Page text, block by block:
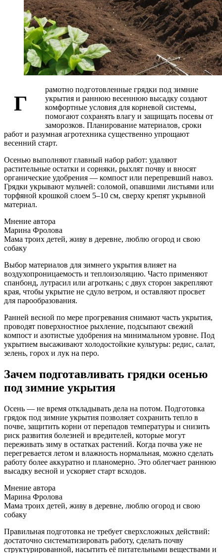
Г
рамотно подготовленные грядки под зимние
укрытия и раннюю весеннюю высадку создают
комфортные условия для корневой системы,
помогают сохранять влагу и защищать посевы от
заморозков. Планирование материалов, сроки
работ и разумная агротехника существенно упрощают
весенний старт.
Осенью выполняют главный набор работ: удаляют
растительные остатки и сорняки, рыхлят почву и вносят
органические удобрения — компост или перепревший навоз.
Грядки укрывают мульчей: соломой, опавшими листьями или
торфяной крошкой слоем 5–10 см, сверху крепят укрывной
материал.
Мнение автора
Марина Фролова
Мама троих детей, живу в деревне, люблю огород и свою
собаку
Выбор материалов для зимнего укрытия влияет на
воздухопроницаемость и теплоизоляцию. Часто применяют
спанбонд, лутрасил или агроткань; с двух сторон закрепляют
края, чтобы укрытие не сдуло ветром, и оставляют просвет
для парообразования.
Ранней весной по мере прогревания снимают часть укрытия,
проводят поверхностное рыхление, подсыпают свежий
компост и азотистые удобрения на минимальном уровне. Под
укрытием высаживают холодостойкие культуры: редис, салат,
зелень, горох и лук на перо.
Зачем подготавливать грядки осенью
под зимние укрытия
Осень — не время откладывать дела на потом. Подготовка
грядок под зимние укрытия позволяет сохранить тепло в
почве, защитить корни от перепадов температуры и снизить
риск развития болезней и вредителей, которые могут
переживать зиму в остатках растений. Когда почва уже не
перегревается летом и влажность нормальная, можно сделать
работу более аккуратно и планомерно. Это облегчает раннюю
высадку весной и ускоряет старт всходов.
Мнение автора
Марина Фролова
Мама троих детей, живу в деревне, люблю огород и свою
собаку
Правильная подготовка не требует сверхсложных действий:
достаточно систематизировать работу, сделать почву
структурированной, насытить её питательными веществами и